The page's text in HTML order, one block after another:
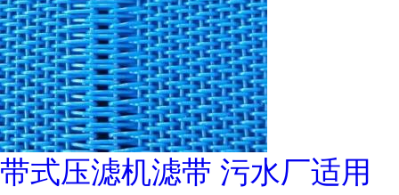
带式压滤机滤带 污水厂适用